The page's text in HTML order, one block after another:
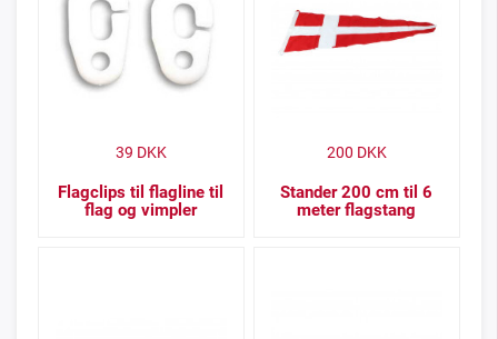
Flagclips til flagline til
flag og vimpler
39 DKK
Stander 200 cm til 6
meter flagstang
200 DKK